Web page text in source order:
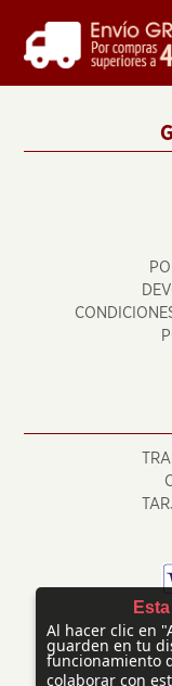
Al hacer clic en
guarden en tu
funcionamiento
colaborar con